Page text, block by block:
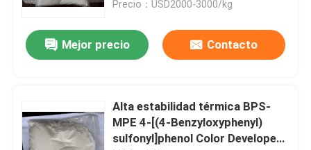
Materiales fotovoltaicos orgánicos
Materias primas de los productos farmacéuticos
Precio：USD2000-3000/kg
Mejor precio Contacto
Alta estabilidad térmica BPS-
MPE 4-[(4-Benzyloxyphenyl)
sulfonyl]phenol Color Developer